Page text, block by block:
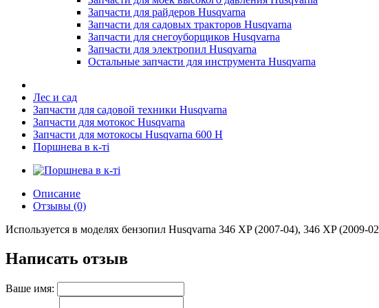
Запчасти для райдеров Husqvarna
Запчасти для садовых тракторов Husqvarna
Запчасти для снегоуборщиков Husqvarna
Запчасти для электропил Husqvarna
Остальные запчасти для инструмента Husqvarna
Лес и сад
Запчасти для садовой техники Husqvarna
Запчасти для мотокос Husqvarna
Запчасти для мотокосы Husqvarna 600 H
Поршнева в к-ті
Описание
Отзывы (0)
Используется в моделях бензопил Husqvarna 346 XP (2007-04), 346 XP
Написать отзыв
Ваше имя: